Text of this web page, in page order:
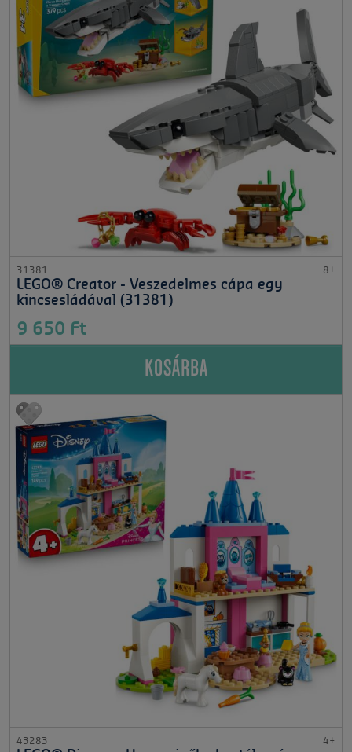
31381 8+
LEGO® Creator - Veszedelmes cápa egy
kincsesládával (31381)
9 650 Ft
KOSÁRBA
43283 4+